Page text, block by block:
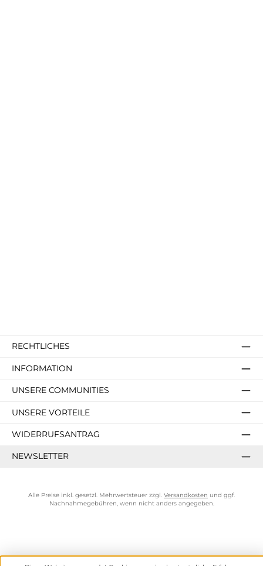
RECHTLICHES
INFORMATION
UNSERE COMMUNITIES
UNSERE VORTEILE
WIDERRUFSANTRAG
NEWSLETTER
Alle Preise inkl. gesetzl. Mehrwertsteuer zzgl. Versandkosten und ggf.
Nachnahmegebühren, wenn nicht anders angegeben.